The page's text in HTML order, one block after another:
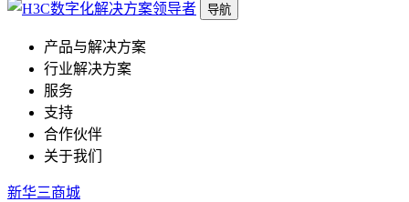
导航
产品与解决方案
行业解决方案
服务
支持
合作伙伴
关于我们
新华三商城